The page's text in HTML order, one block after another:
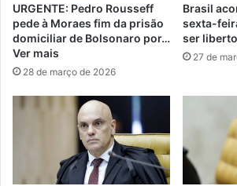
URGENTE: Pedro Rousseff
pede à Moraes fim da prisão
domiciliar de Bolsonaro por…
Ver mais
28 de março de 2026
Brasil
sexta-
ser
27 de